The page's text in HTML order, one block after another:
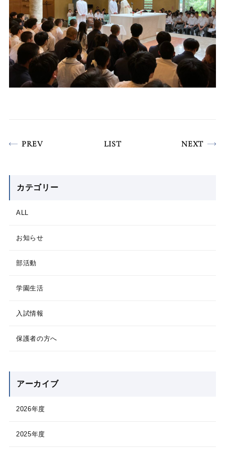
PREV LIST NEXT
カテゴリー
ALL
お知らせ
部活動
学園生活
入試情報
保護者の方へ
アーカイブ
2026年度
2025年度